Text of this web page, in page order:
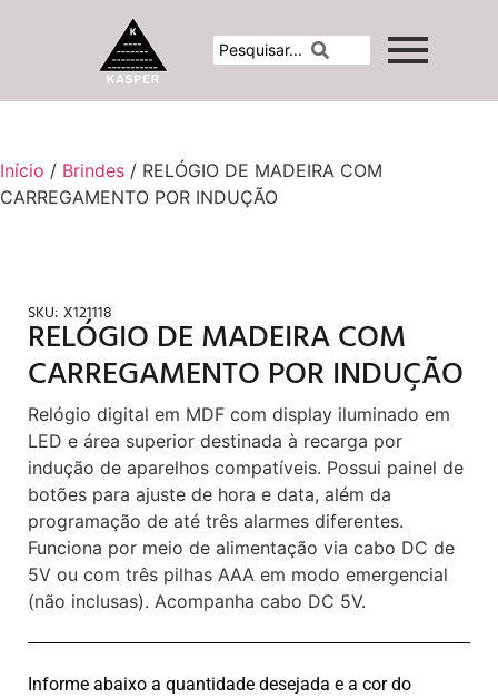
Início / Brindes / RELÓGIO DE MADEIRA COM
CARREGAMENTO POR INDUÇÃO
SKU: X121118
RELÓGIO DE MADEIRA COM
CARREGAMENTO POR INDUÇÃO
Relógio digital em MDF com display iluminado em
LED e área superior destinada à recarga por
indução de aparelhos compatíveis. Possui painel de
botões para ajuste de hora e data, além da
programação de até três alarmes diferentes.
Funciona por meio de alimentação via cabo DC de
5V ou com três pilhas AAA em modo emergencial
(não inclusas). Acompanha cabo DC 5V.
Informe abaixo a quantidade desejada e a cor do